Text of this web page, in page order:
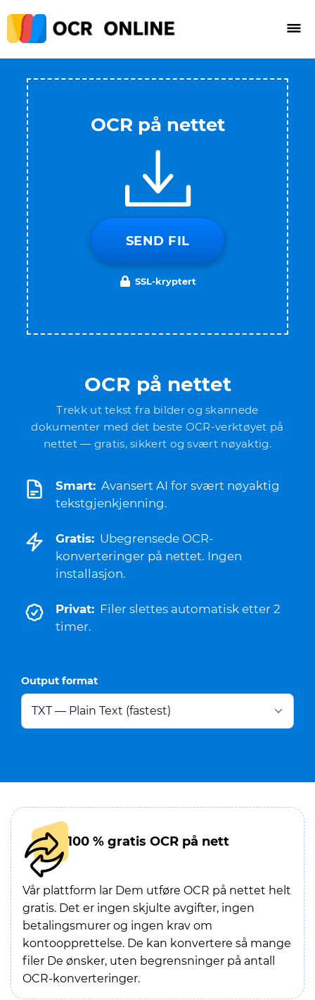
OCR på nettet
Trekk ut tekst fra bilder og skannede
dokumenter med det beste OCR-verktøyet på
nettet — gratis, sikkert og svært nøyaktig.
Smart: Avansert AI for svært nøyaktig
tekstgjenkjenning.
Gratis: Ubegrensede OCR-
konverteringer på nettet. Ingen
installasjon.
Privat: Filer slettes automatisk etter 2
timer.
Output format
OCR på nettet
SEND FIL
SSL-kryptert
100 % gratis OCR på nett
Vår plattform lar Dem utføre OCR på nettet helt
gratis. Det er ingen skjulte avgifter, ingen
betalingsmurer og ingen krav om
kontoopprettelse. De kan konvertere så mange
filer De ønsker, uten begrensninger på antall
OCR-konverteringer.